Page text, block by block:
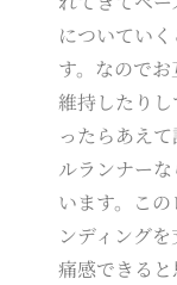
についてい
す。なので
維持したり
ったらあえ
ルランナー
います。こ
ンディング
痛感できると